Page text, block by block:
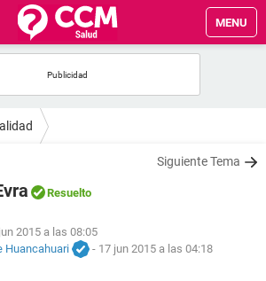
MENU
Siguiente Tema
Resuelto
2015 a las 08:05
Huancahuari
- 17 jun 2015 a las 04:18